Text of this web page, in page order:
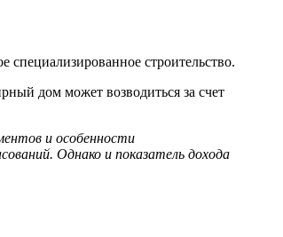
строительство.
дом может возводиться за счет
и особенности
Однако и показатель дохода